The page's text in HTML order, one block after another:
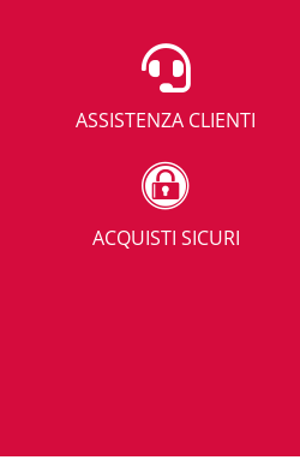
ASSISTENZA CLIENTI
ACQUISTI SICURI